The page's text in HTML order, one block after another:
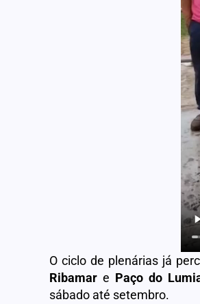
O ciclo de plenárias já
Ribamar e Paço do
sábado até setembro.